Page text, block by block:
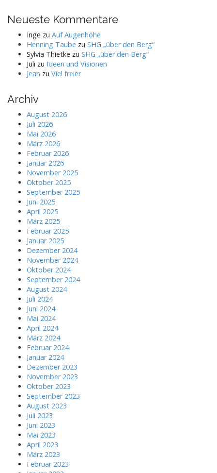
Neueste Kommentare
Inge zu Auf Augenhöhe
Henning Taube zu SHG „über den Berg“
Sylvia Thietke zu SHG „über den Berg“
Juli zu Ideen und Visionen
Jean zu Viel freier
Archiv
August 2026
Juli 2026
Mai 2026
März 2026
Februar 2026
Januar 2026
November 2025
Oktober 2025
September 2025
Juni 2025
April 2025
März 2025
Februar 2025
Januar 2025
Dezember 2024
November 2024
Oktober 2024
September 2024
August 2024
Juli 2024
Juni 2024
Mai 2024
April 2024
März 2024
Februar 2024
Januar 2024
Dezember 2023
November 2023
Oktober 2023
September 2023
August 2023
Juli 2023
Juni 2023
Mai 2023
April 2023
März 2023
Februar 2023